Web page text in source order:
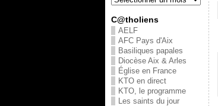
C@tholiens
AELF
AFC Pays d'Aix
Basiliques papales
Diocèse Aix & Arles
Église en France
KTO en direct
KTO, le programme
Les saints du jour